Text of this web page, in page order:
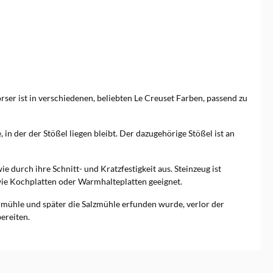
ist in verschiedenen, beliebten Le Creuset Farben, passend zu
der der Stößel liegen bleibt. Der dazugehörige Stößel ist an
durch ihre Schnitt- und Kratzfestigkeit aus. Steinzeug ist
Kochplatten oder Warmhalteplatten geeignet.
und später die Salzmühle erfunden wurde, verlor der